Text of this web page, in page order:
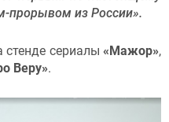
прорывом из России».
стенде сериалы «Мажор»,
Веру».